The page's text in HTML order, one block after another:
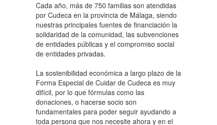
Cada año, más de 750 familias son atendidas
por Cudeca en la provincia de Málaga, siendo
nuestras principales fuentes de financiación la
solidaridad de la comunidad, las subvenciones
de entidades públicas y el compromiso social
de entidades privadas.
La sostenibilidad económica a largo plazo de la
Forma Especial de Cuidar de Cudeca es muy
difícil, por lo que fórmulas como las
donaciones, o hacerse socio son
fundamentales para poder seguir ayudando a
toda persona que nos necesite ahora y en el